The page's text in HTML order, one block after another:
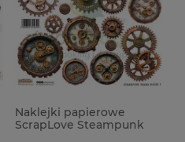
Naklejki papierowe
ScrapLove Steampunk